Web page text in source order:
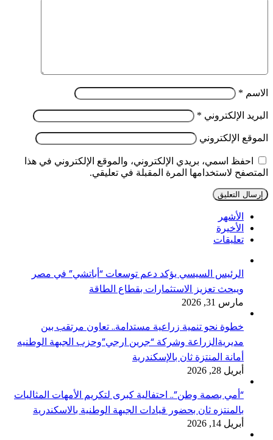
الاسم *
البريد الإلكتروني *
الموقع الإلكتروني
احفظ اسمي، بريدي الإلكتروني، والموقع الإلكتروني في هذا
المتصفح لاستخدامها المرة المقبلة في تعليقي.
الأشهر
الأخيرة
تعليقات
الرئيس السيسي يؤكد دعم توسعات “أباتشي” في مصر
ويبحث تعزيز الاستثمارات بقطاع الطاقة
مارس 31, 2026
خطوة نحو تنمية زراعية مستدامة.. تعاون مرتقب بين
مديريةالزراعة وشركة “جرين ارجي”وحزب الجبهة الوطنيه
أمانة المنتزة ثان بالإسكندرية
أبريل 28, 2026
“أمي بصمة وطن”.. احتفالية كبرى لتكريم الأمهات المثاليات
بالمنتزه ثان بحضور قيادات الجبهة الوطنية بالاسكندرية
أبريل 14, 2026